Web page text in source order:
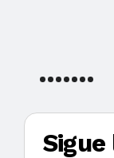
Sigue